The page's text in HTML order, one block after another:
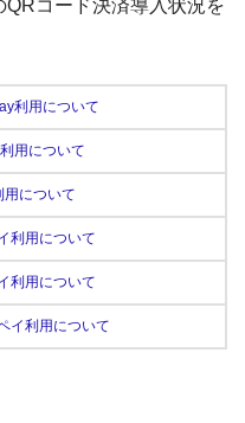
コード決済導入状況を
利用について
用について
用について
利用について
利用について
イ利用について